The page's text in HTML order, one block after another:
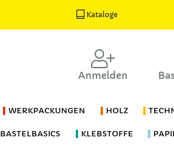
Kataloge
Anmelden
WERKPACKUNGEN HOLZ
BASTELBASICS KLEBSTOFFE